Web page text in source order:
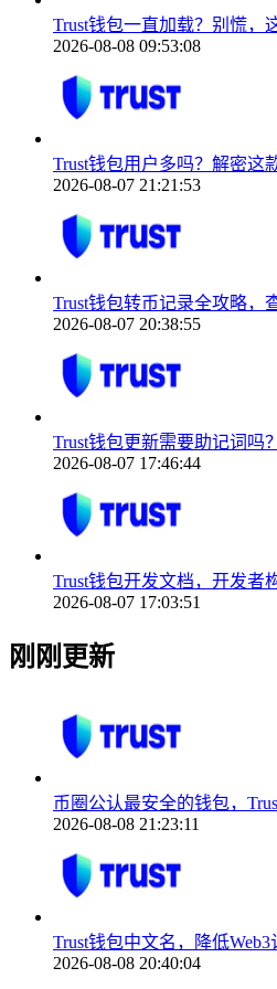
Trust钱包一直加载？别慌，
2026-08-08 09:53:08
Trust钱包用户多吗？解密这
2026-08-07 21:21:53
Trust钱包转币记录全攻略，
2026-08-07 20:38:55
Trust钱包更新需要助记词吗
2026-08-07 17:46:44
Trust钱包开发文档，开发者
2026-08-07 17:03:51
刚刚更新
币圈公认最安全的钱包，
2026-08-08 21:23:11
Trust钱包中文名，降低
2026-08-08 20:40:04